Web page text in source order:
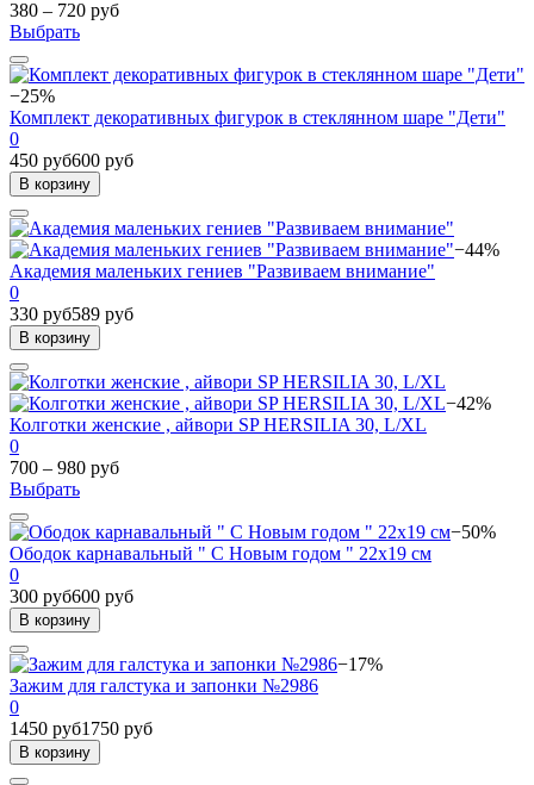
380 – 720 руб
Выбрать
−25%
Комплект декоративных фигурок в стеклянном шаре "Дети"
0
450 руб600 руб
В корзину
−44%
Академия маленьких гениев "Развиваем внимание"
0
330 руб589 руб
В корзину
−42%
Колготки женские , айвори SP HERSILIA 30, L/XL
0
700 – 980 руб
Выбрать
−50%
Ободок карнавальный " С Новым годом " 22х19 см
0
300 руб600 руб
В корзину
−17%
Зажим для галстука и запонки №2986
0
1450 руб1750 руб
В корзину